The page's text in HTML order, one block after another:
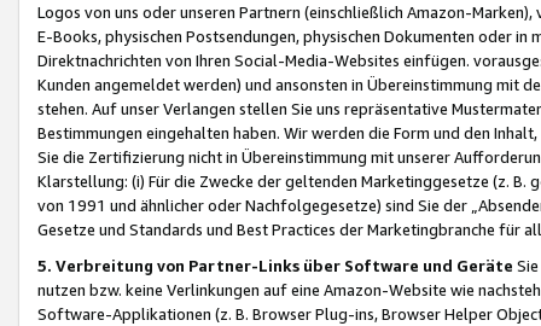
Logos von uns oder unseren Partnern (einschließlich Amazon-
E-Books, physischen Postsendungen, physischen Dokumenten oder in
Direktnachrichten von Ihren Social-Media-Websites einfügen.
Kunden angemeldet werden) und ansonsten in Übereinstimmung mit
stehen. Auf unser Verlangen stellen Sie uns repräsentative
Bestimmungen eingehalten haben. Wir werden die Form und den
Sie die Zertifizierung nicht in Übereinstimmung mit unserer
Klarstellung: (i) Für die Zwecke der geltenden Marketinggesetze (z. B.
von 1991 und ähnlicher oder Nachfolgegesetze) sind Sie der
Gesetze und Standards und Best Practices der Marketingbranche für
5. Verbreitung von Partner-Links über Software und Geräte
nutzen bzw. keine Verlinkungen auf eine Amazon-Website wie
Software-Applikationen (z. B. Browser Plug-ins, Browser Helper